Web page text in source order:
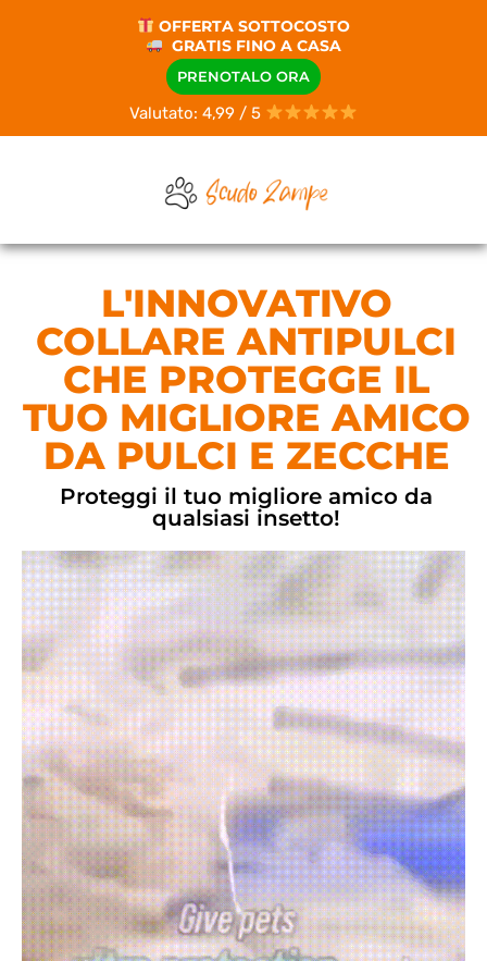
OFFERTA SOTTOCOSTO
GRATIS FINO A CASA
PRENOTALO ORA
Valutato: 4,99 / 5
L'INNOVATIVO
COLLARE ANTIPULCI
CHE PROTEGGE IL
TUO MIGLIORE AMICO
DA PULCI E ZECCHE
Proteggi il tuo migliore amico da
qualsiasi insetto!